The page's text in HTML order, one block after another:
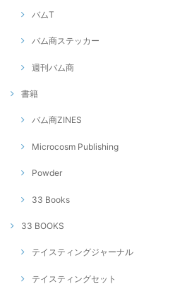
バムT
バム商ステッカー
週刊バム商
書籍
バム商ZINES
Microcosm Publishing
Powder
33 Books
33 BOOKS
テイスティングジャーナル
テイスティングセット